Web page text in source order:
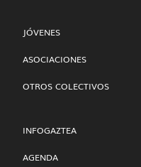
JÓVENES
ASOCIACIONES
OTROS COLECTIVOS
INFOGAZTEA
AGENDA